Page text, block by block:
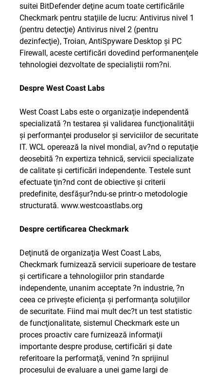
suitei BitDefender deţine acum toate certificările
Checkmark pentru staţiile de lucru: Antivirus nivel 1
(pentru detecţie) Antivirus nivel 2 (pentru
dezinfecţie), Troian, AntiSpyware Desktop şi PC
Firewall, aceste certificări dovedind performanenţele
tehnologiei dezvoltate de specialiştii rom?ni.
Despre West Coast Labs
West Coast Labs este o organizaţie independentă
specializată ?n testarea şi validarea funcţionalităţii
şi performanţei produselor şi serviciilor de securitate
IT. WCL operează la nivel mondial, av?nd o reputaţie
deosebită ?n expertiza tehnică, servicii specializate
de calitate şi certificări independente. Testele sunt
efectuate ţin?nd cont de obiective şi criterii
predefinite, desfăşur?ndu-se printr-o metodologie
structurată. www.westcoastlabs.org
Despre certificarea Checkmark
Deţinută de organizaţia West Coast Labs,
Checkmark furnizează servicii superioare de testare
şi certificare a tehnologiilor prin standarde
independente, unanim acceptate ?n industrie, ?n
ceea ce priveşte eficienţa şi performanţa soluţiilor
de securitate. Fiind mai mult dec?t un test statistic
de funcţionalitate, sistemul Checkmark este un
proces proactiv care furnizează informaţii
importante despre produse, certificări şi date
referitoare la performaţă, venind ?n sprijinul
procesului de evaluare a unei game largi de